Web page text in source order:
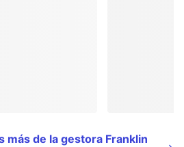
más de la gestora Franklin